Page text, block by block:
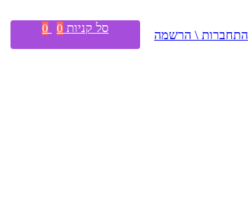
התחברות \ הרשמה סל קניות 0
0